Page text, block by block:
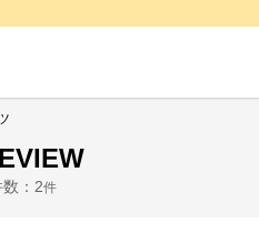
： 2件